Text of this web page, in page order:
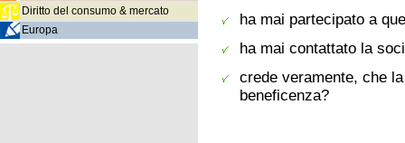
Diritto del consumo & mercato
Europa
ha mai partecipato a
ha mai contattato la
crede veramente, che
beneficenza?